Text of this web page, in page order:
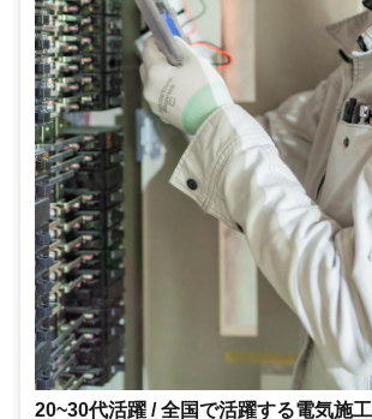
20~30代活躍 / 全国で活躍する電気施